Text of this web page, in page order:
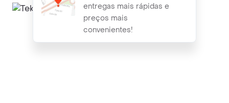
entregas mais rápidas e
preços mais
convenientes!